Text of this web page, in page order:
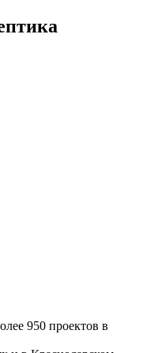
950 проектов в